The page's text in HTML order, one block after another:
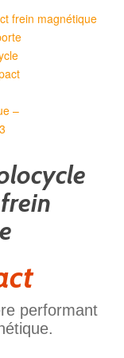
performant